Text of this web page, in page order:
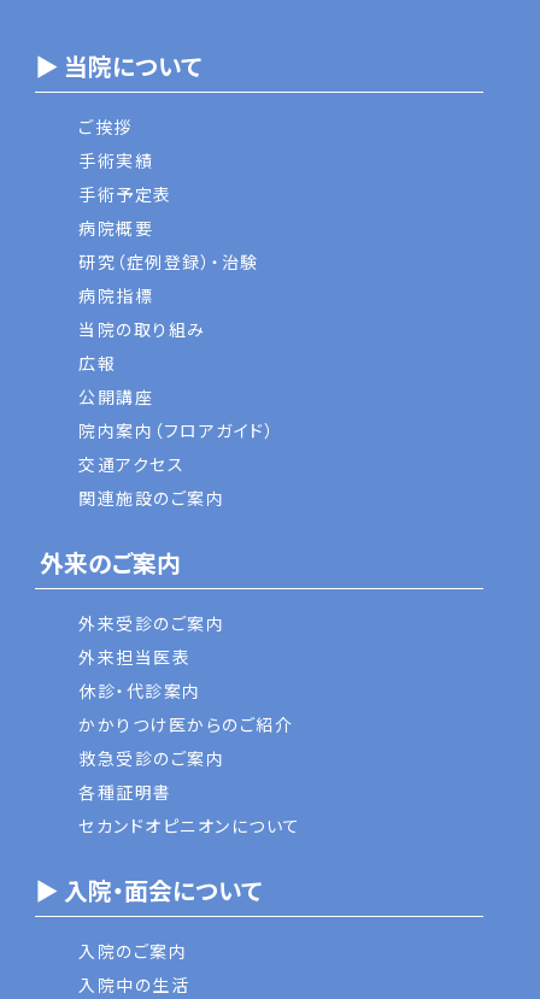
▶ 当院について
ご挨拶
手術実績
手術予定表
病院概要
研究（症例登録）・治験
病院指標
当院の取り組み
広報
公開講座
院内案内（フロアガイド）
交通アクセス
関連施設のご案内
外来のご案内
外来受診のご案内
外来担当医表
休診・代診案内
かかりつけ医からのご紹介
救急受診のご案内
各種証明書
セカンドオピニオンについて
▶ 入院・面会について
入院のご案内
入院中の生活